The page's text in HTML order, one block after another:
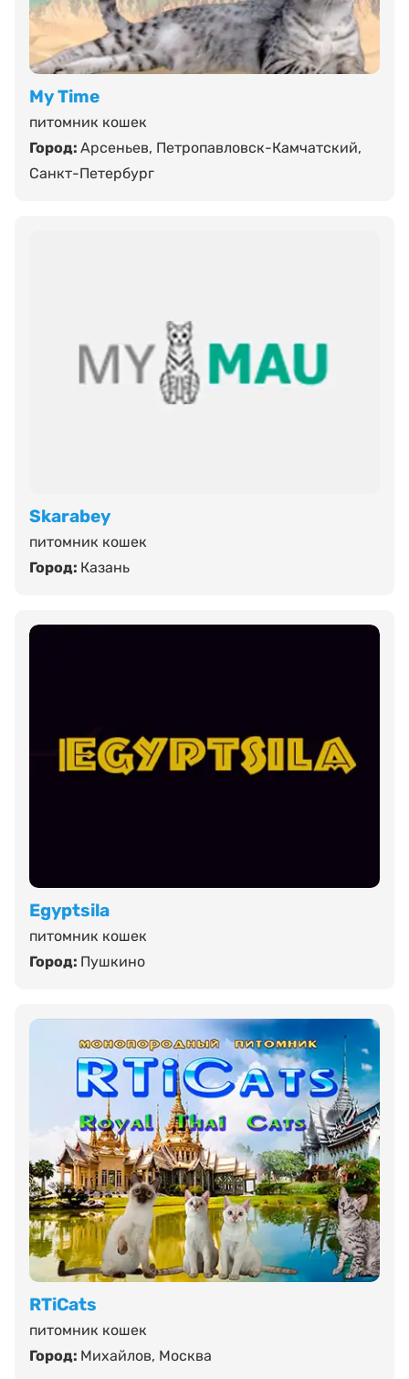
My Time
питомник кошек
Город: Арсеньев, Петропавловск-Камчатский,
Санкт-Петербург
Skarabey
питомник кошек
Город: Казань
Egyptsila
питомник кошек
Город: Пушкино
RTiCats
питомник кошек
Город: Михайлов, Москва